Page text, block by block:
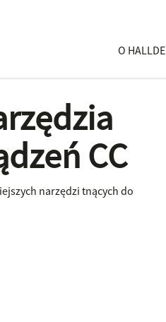
O HALLDE
CC
narzędzi tnących do